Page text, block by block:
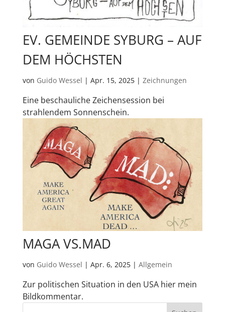
EV. GEMEINDE SYBURG – AUF
DEM HÖCHSTEN
von Guido Wessel | Apr. 15, 2025| Zeichnungen
Eine beschauliche Zeichensession bei
strahlendem Sonnenschein.
MAGA VS.MAD
von Guido Wessel | Apr. 6, 2025| Allgemein
Zur politischen Situation in den USA hier mein
Bildkommentar.